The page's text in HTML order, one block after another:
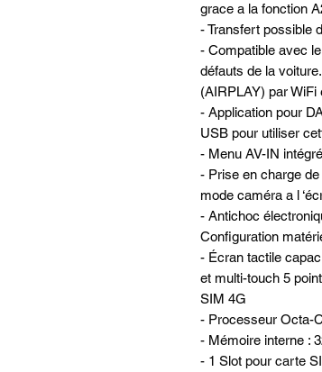
grace a la fonction
- Transfert possible
- Compatible avec
défauts de la
(AIRPLAY) par
- Application pour
USB pour utiliser
- Menu AV-IN intégré
- Prise en charge
mode caméra a l
- Antichoc
Configuration
- Écran tactile
et multi-touch 5
SIM 4G
- Processeur Octa-
- Mémoire interne :
- 1 Slot pour carte